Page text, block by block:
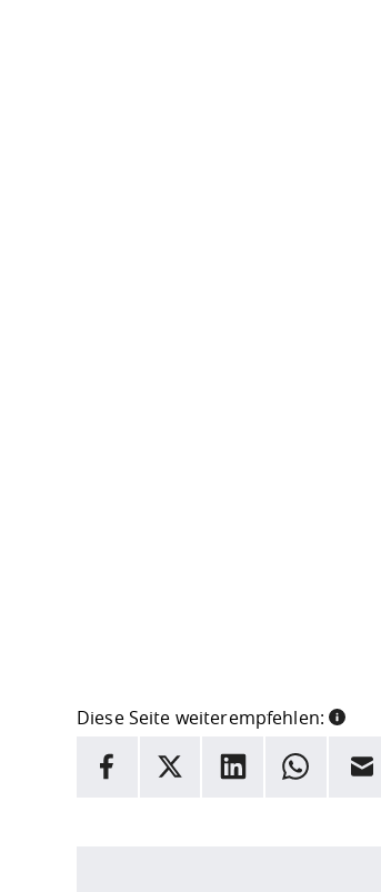
Diese Seite weiterempfehlen:
INFORMATION
Facebook
X LinkedInWhatsappE-Mail